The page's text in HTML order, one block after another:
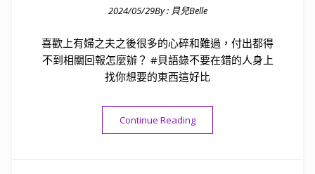
2024/05/29By : 貝兒Belle
喜歡上有婦之夫之後很多的心碎和難過，付出都得
不到相關回報怎麼辦？ #貝語錄不要在錯的人身上
找你想要的東西這好比
Continue Reading“貝語錄｜不要在錯的人身上